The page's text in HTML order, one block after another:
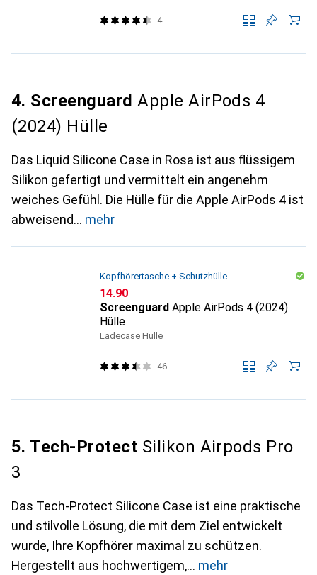
4
4. Screenguard Apple AirPods 4
(2024) Hülle
Das Liquid Silicone Case in Rosa ist aus flüssigem
Silikon gefertigt und vermittelt ein angenehm
weiches Gefühl. Die Hülle für die Apple AirPods 4 ist
abweisend
mehr
Kopfhörertasche + Schutzhülle
CHF
14.90
Screenguard Apple AirPods 4 (2024)
Hülle
Ladecase Hülle
46
5. Tech-Protect Silikon Airpods Pro
3
Das Tech-Protect Silicone Case ist eine praktische
und stilvolle Lösung, die mit dem Ziel entwickelt
wurde, Ihre Kopfhörer maximal zu schützen.
Hergestellt aus hochwertigem,
mehr